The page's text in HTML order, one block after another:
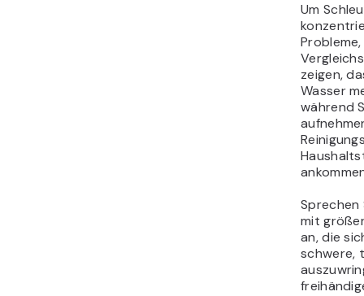
Um
zeigen,
Wasser
während
Sprechen
mit
an, die
schwere,